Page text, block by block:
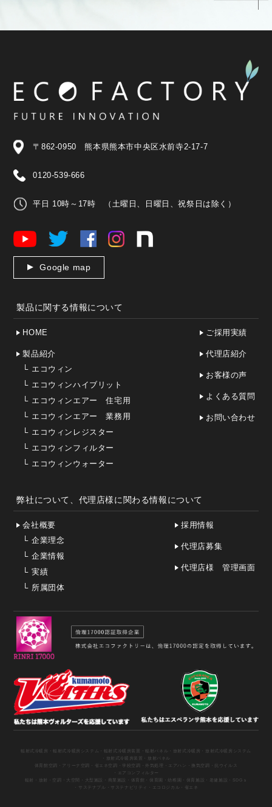
〒862-0950 熊本県熊本市中央区水前寺2-17-7
0120-539-666
平日 10時～17時 （土曜日、日曜日、祝祭日は除く）
Google map
製品に関する情報について
HOME
製品紹介
└ エコウィン
└ エコウィンハイブリット
└ エコウィンエアー 住宅用
└ エコウィンエアー 業務用
└ エコウィンレジスター
└ エコウィンフィルター
└ エコウィンウォーター
ご採用実績
代理店紹介
お客様の声
よくある質問
お問い合わせ
弊社について、代理店様に関わる情報について
会社概要
└ 企業理念
└ 企業情報
└ 実績
└ 所属団体
採用情報
代理店募集
代理店様 管理画面
輻射式冷暖房 ・輻射式冷暖房システム ・輻射式冷暖房装置 ・輻射パネル ・放射式冷暖房
・放射式冷暖房システム
・放射式冷暖房装置
・放射パネル
体育館空調
・アリーナ空調 ・省エネ空調 ・学校空調 ・外気処理 ・エアハン ・換気空調
・抗ウイルス
・エアコンフィルター
輻射 ・放射 ・空調 ・大空間 ・大型施設 ・商業施設 ・体育館 ・保育園 ・幼稚園 ・保育施設 ・老健施設
・SDGｓ
・サステナブル
・サステナビリティ ・エコロジカル ・省エネ